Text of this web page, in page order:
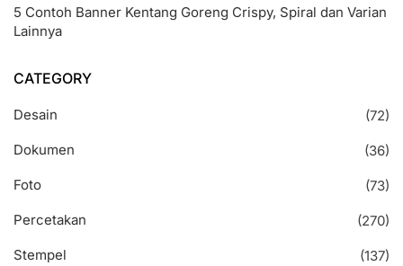
5 Contoh Banner Kentang Goreng Crispy, Spiral dan Varian
Lainnya
CATEGORY
Desain
(72)
Dokumen
(36)
Foto
(73)
Percetakan
(270)
Stempel
(137)